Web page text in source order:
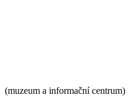
(muzeum a informační centrum)